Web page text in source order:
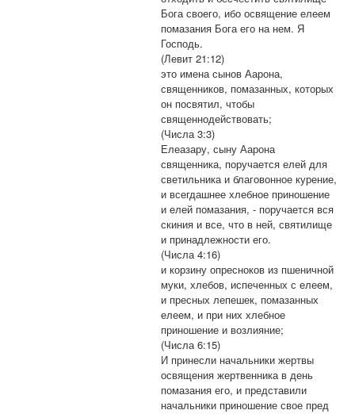
Бога своего, ибо освящение елеем
помазания Бога его на нем. Я
Господь.
(Левит 21:12)
это имена сынов Аарона,
священников, помазанных, которых
он посвятил, чтобы
священнодействовать;
(Числа 3:3)
Елеазару, сыну Аарона
священника, поручается елей для
светильника и благовонное курение,
и всегдашнее хлебное приношение
и елей помазания, - поручается вся
скиния и все, что в ней, святилище
и принадлежности его.
(Числа 4:16)
и корзину опресноков из пшеничной
муки, хлебов, испеченных с елеем,
и пресных лепешек, помазанных
елеем, и при них хлебное
приношение и возлияние;
(Числа 6:15)
И принесли начальники жертвы
освящения жертвенника в день
помазания его, и представили
начальники приношение свое пред